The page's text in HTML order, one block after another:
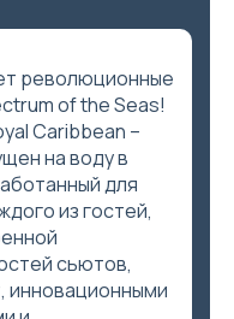
революционные
of the Seas!
Сaribbean –
на воду в
для
из гостей,
сьютов,
инновационными